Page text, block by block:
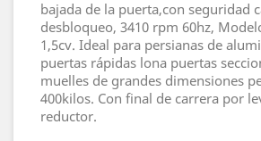
bajada de la puerta,con seguridad
desbloqueo, 3410 rpm 60hz,
1,5cv. Ideal para persianas de
puertas rápidas lona puertas
muelles de grandes dimensiones
400kilos. Con final de carrera por
reductor.